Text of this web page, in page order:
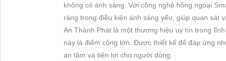
không có ánh sáng. Với công nghệ hồng ngoại
ràng trong điều kiện ánh sáng yếu, giúp quan sát
An Thành Phát là một thương hiệu uy tín trong
này là điểm cộng lớn. Được thiết kế để đáp ứng
an tâm và tiện lợi cho người dùng.